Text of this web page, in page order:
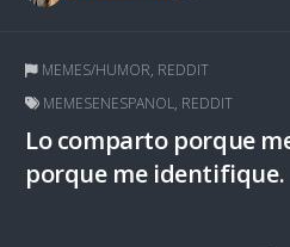
MEMES/HUMOR, REDDIT
MEMESENESPANOL, REDDIT
Lo comparto porque
porque me identifique.